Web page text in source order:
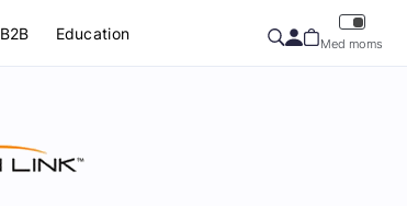
B2B Education
Med moms